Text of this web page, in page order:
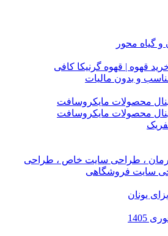
و گیاه محور
قهوه | قهوه گرنیکا کافی
و بدون مالیات
محصولات مایکروسافت
محصولات مایکروسافت
، طراحی سایت خاص ، طراحی
سایت فروشگاهی
یونان